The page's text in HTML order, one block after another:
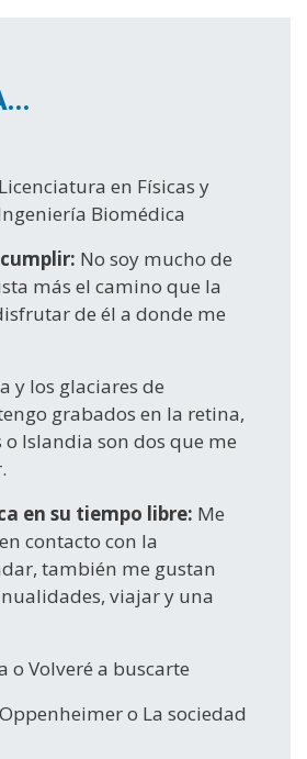
Licenciatura en Físicas y
Biomédica
No soy mucho de
más el camino que la
de él a donde me
y los glaciares de
grabados en la retina,
o Islandia son dos que me
en su tiempo libre: Me
contacto con la
también me gustan
viajar y una
o Volveré a buscarte
Oppenheimer o La sociedad